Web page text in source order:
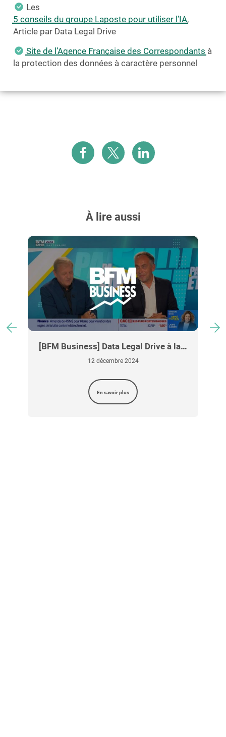
Les
5 conseils du groupe Laposte pour utiliser l’IA,
Article par Data Legal Drive
Site de l’Agence Française des Correspondants à
la protection des données à caractère personnel
À lire aussi
[BFM Business] Data Legal Drive à la…
12 décembre 2024
En savoir plus